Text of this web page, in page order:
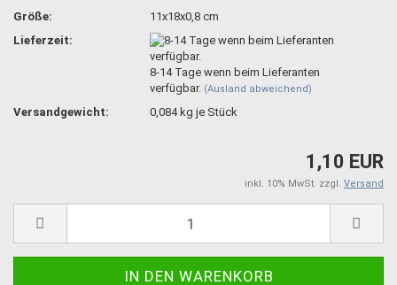
Größe:
11x18x0,8 cm
Lieferzeit:
8-14 Tage wenn beim Lieferanten
verfügbar. (Ausland abweichend)
Versandgewicht: 0,084kg je Stück
1,10 EUR
inkl. 10% MwSt. zzgl. Versand